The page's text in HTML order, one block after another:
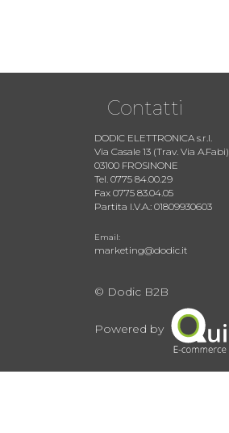
Contatti
DODIC ELETTRONICA s.r.l.
Via Casale 13 (Trav. Via A.Fabi)
03100 FROSINONE
Tel. 0775 84.00.29
Fax 0775 83.04.05
Partita I.V.A.: 01809930603
Email:
marketing@dodic.it
© Dodic B2B
Powered by